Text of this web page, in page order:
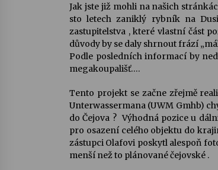
28. 7. 2026
Letní koncerty ve
Miller
22. 7. 2026
Želivě ožije odkaz
13. 7. 2026
Jak jste již mohli na našich
sto letech zaniklý rybník na
zastupitelstva , které vlastní část
důvody by se daly shrnout frází
Podle posledních informací by
megakoupališť….
Tento projekt se začne zřejmě
Unterwassermana (UWM Gmhb)
do Čejova ? Výhodná pozice u
pro osazení celého objektu do
zástupci Olafovi poskytl alespoň
menší než to plánované čejovské .